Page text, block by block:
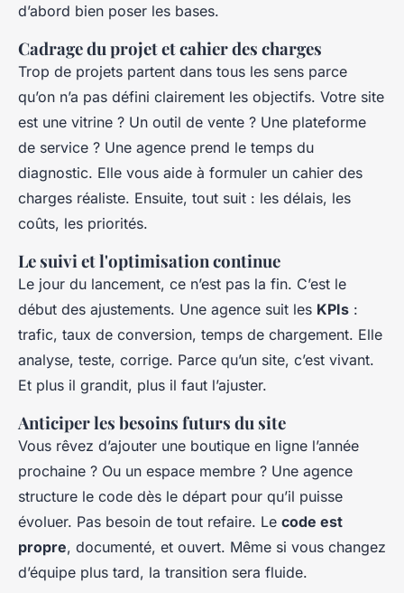
d’abord bien poser les bases.
Cadrage du projet et cahier des charges
Trop de projets partent dans tous les sens parce
qu’on n’a pas défini clairement les objectifs. Votre site
est une vitrine ? Un outil de vente ? Une plateforme
de service ? Une agence prend le temps du
diagnostic. Elle vous aide à formuler un cahier des
charges réaliste. Ensuite, tout suit : les délais, les
coûts, les priorités.
Le suivi et l'optimisation continue
Le jour du lancement, ce n’est pas la fin. C’est le
début des ajustements. Une agence suit les KPIs :
trafic, taux de conversion, temps de chargement. Elle
analyse, teste, corrige. Parce qu’un site, c’est vivant.
Et plus il grandit, plus il faut l’ajuster.
Anticiper les besoins futurs du site
Vous rêvez d’ajouter une boutique en ligne l’année
prochaine ? Ou un espace membre ? Une agence
structure le code dès le départ pour qu’il puisse
évoluer. Pas besoin de tout refaire. Le code est
propre, documenté, et ouvert. Même si vous changez
d’équipe plus tard, la transition sera fluide.